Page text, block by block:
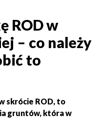
ROD w
– co należy
to
skrócie ROD, to
gruntów, która w